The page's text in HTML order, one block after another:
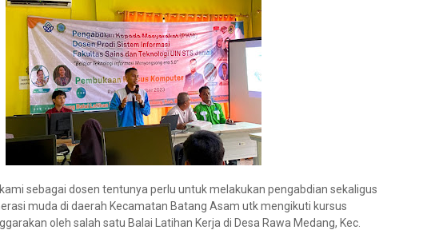
sebagai dosen tentunya perlu untuk melakukan pengabdian sekaligus
muda di daerah Kecamatan Batang Asam utk mengikuti kursus
oleh salah satu Balai Latihan Kerja di Desa Rawa Medang, Kec.